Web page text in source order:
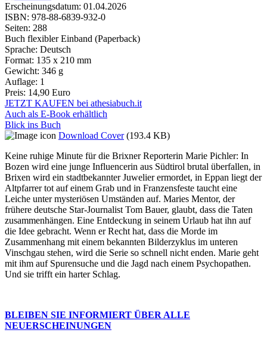
Erscheinungsdatum: 01.04.2026
ISBN: 978-88-6839-932-0
Seiten: 288
Buch flexibler Einband (Paperback)
Sprache: Deutsch
Format: 135 x 210 mm
Gewicht: 346 g
Auflage: 1
Preis: 14,90 Euro
JETZT KAUFEN bei athesiabuch.it
Auch als E-Book erhältlich
Blick ins Buch
Download Cover (193.4 KB)
Keine ruhige Minute für die Brixner Reporterin Marie Pichler: In
Bozen wird eine junge Influencerin aus Südtirol brutal überfallen, in
Brixen wird ein stadtbekannter Juwelier ermordet, in Eppan liegt der
Altpfarrer tot auf einem Grab und in Franzensfeste taucht eine
Leiche unter mysteriösen Umständen auf. Maries Mentor, der
frühere deutsche Star-Journalist Tom Bauer, glaubt, dass die Taten
zusammenhängen. Eine Entdeckung in seinem Urlaub hat ihn auf
die Idee gebracht. Wenn er Recht hat, dass die Morde im
Zusammenhang mit einem bekannten Bilderzyklus im unteren
Vinschgau stehen, wird die Serie so schnell nicht enden. Marie geht
mit ihm auf Spurensuche und die Jagd nach einem Psychopathen.
Und sie trifft ein harter Schlag.
BLEIBEN SIE INFORMIERT ÜBER ALLE
NEUERSCHEINUNGEN